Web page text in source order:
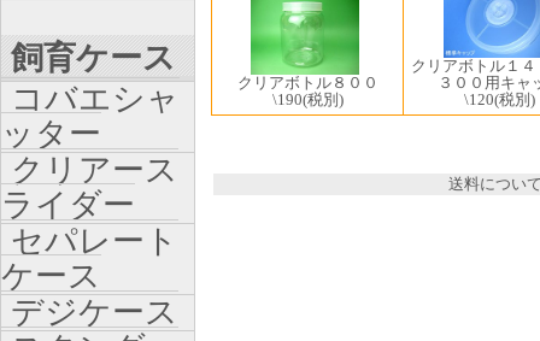
クリアボトル８００
\190(税別)
クリアボトル１
３００用キャ
\120(税別)
送料につい
飼育ケース
コバエシャ
ッター
クリアース
ライダー
セパレート
ケース
デジケース